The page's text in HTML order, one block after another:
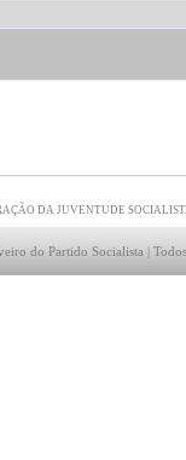
DA JUVENTUDE
do Partido Socialista |